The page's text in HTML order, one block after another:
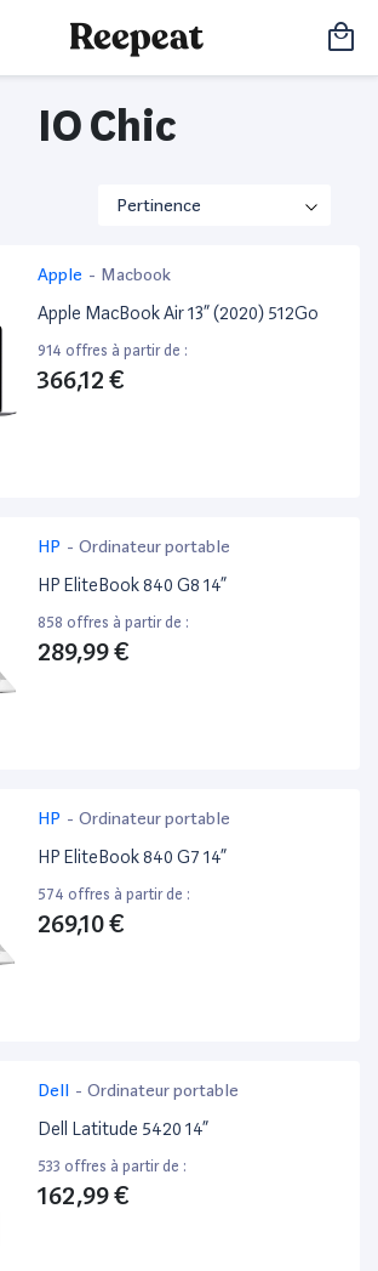
IO Chic
Apple - Macbook
Apple MacBook Air 13” (2020) 512Go
914 offres à partir de :
366,12 €
HP - Ordinateur portable
HP EliteBook 840 G8 14”
858 offres à partir de :
289,99 €
HP - Ordinateur portable
HP EliteBook 840 G7 14”
574 offres à partir de :
269,10 €
Dell - Ordinateur portable
Dell Latitude 5420 14”
533 offres à partir de :
162,99 €